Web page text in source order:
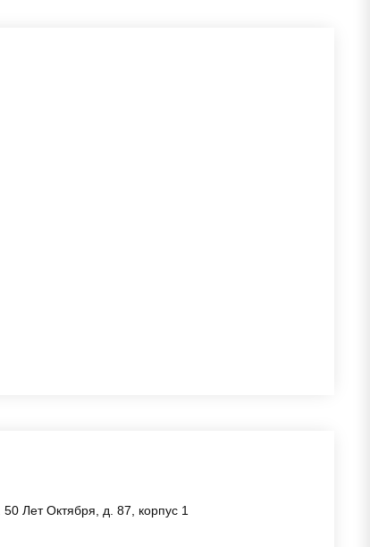
Лет Октября, д. 87, корпус 1